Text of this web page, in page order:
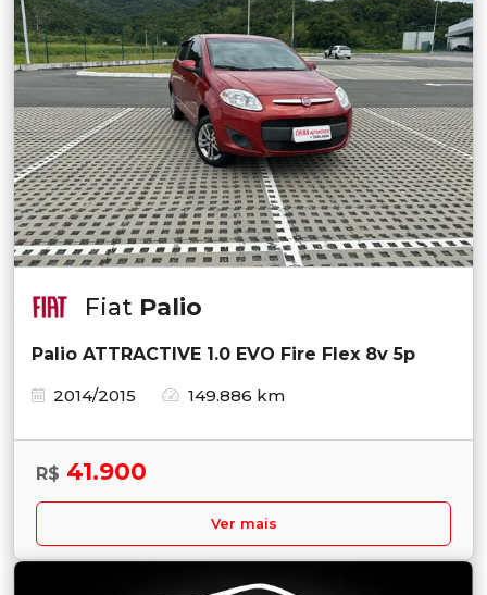
Fiat Palio
Palio ATTRACTIVE 1.0 EVO Fire Flex 8v 5p
2014/2015
149.886 km
R$ 41.900
Ver mais